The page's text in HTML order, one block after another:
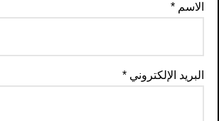
الاسم*
البريد الإلكتروني*